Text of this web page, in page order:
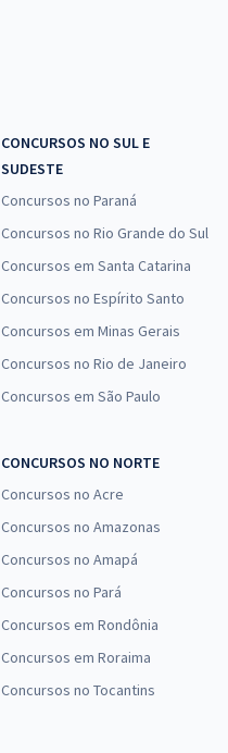
CONCURSOS NO SUL E
SUDESTE
Concursos no Paraná
Concursos no Rio Grande do Sul
Concursos em Santa Catarina
Concursos no Espírito Santo
Concursos em Minas Gerais
Concursos no Rio de Janeiro
Concursos em São Paulo
CONCURSOS NO NORTE
Concursos no Acre
Concursos no Amazonas
Concursos no Amapá
Concursos no Pará
Concursos em Rondônia
Concursos em Roraima
Concursos no Tocantins